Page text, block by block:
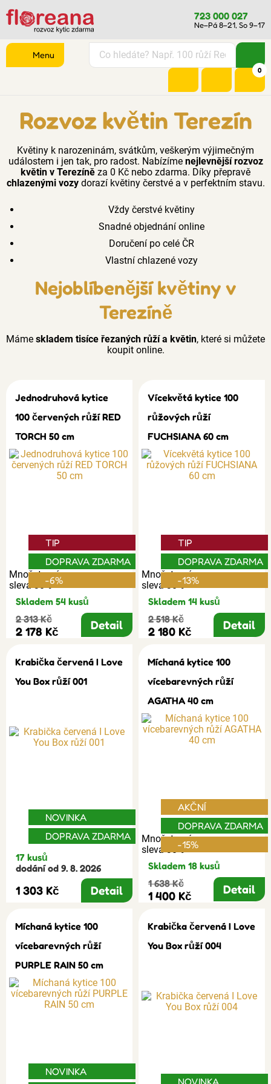
723 000 027
Ne–Pá 8–21, So 9–17
0
Menu
Rozvoz květin Terezín
Květiny k narozeninám, svátkům, veškerým výjimečným
událostem i jen tak, pro radost. Nabízíme nejlevnější rozvoz
květin v Terezíně za 0 Kč nebo zdarma. Díky přepravě
chlazenými vozydorazí květiny čerstvé a v perfektním stavu.
Vždy čerstvé květiny
Snadné objednání online
Doručení po celé ČR
Vlastní chlazené vozy
Nejoblíbenější květiny v
Terezíně
Máme skladem tisíce řezaných růží a květin, které si můžete
koupit online.
Jednodruhová kytice
100 červených růží RED
TORCH 50 cm
Množstevní
sleva 30%
TIP
DOPRAVA ZDARMA
-6%
Skladem 54 kusů
2 313 Kč
2 178 Kč Detail
Vícekvětá kytice 100
růžových růží
FUCHSIANA 60 cm
Množstevní
sleva 30%
TIP
DOPRAVA ZDARMA
-13%
Skladem 14 kusů
2 518 Kč
2 180 Kč Detail
Krabička červená I Love
You Box růží 001
NOVINKA
DOPRAVA ZDARMA
17 kusů
dodání od 9. 8. 2026
1 303 Kč Detail
Míchaná kytice 100
vícebarevných růží
AGATHA 40 cm
Množstevní
sleva 30%
AKČNÍ
DOPRAVA ZDARMA
-15%
Skladem 18 kusů
1 638 Kč
1 400 Kč Detail
Míchaná kytice 100
vícebarevných růží
PURPLE RAIN 50 cm
NOVINKA
Krabička červená I Love
You Box růží 004
NOVINKA